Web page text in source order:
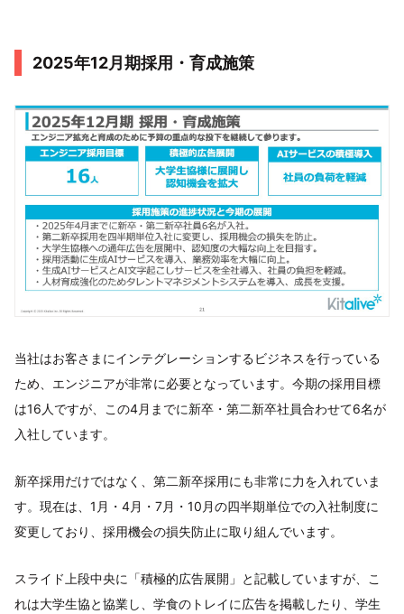
2025年12月期採用・育成施策
当社はお客さまにインテグレーションするビジネスを行っている
ため、エンジニアが非常に必要となっています。今期の採用目標
は16人ですが、この4月までに新卒・第二新卒社員合わせて6名が
入社しています。
新卒採用だけではなく、第二新卒採用にも非常に力を入れていま
す。現在は、1月・4月・7月・10月の四半期単位での入社制度に
変更しており、採用機会の損失防止に取り組んでいます。
スライド上段中央に「積極的広告展開」と記載していますが、こ
れは大学生協と協業し、学食のトレイに広告を掲載したり、学生